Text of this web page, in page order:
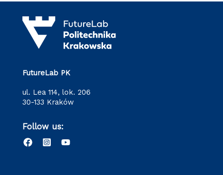
FutureLab PK
ul. Lea 114, lok. 206
30-133 Kraków
Follow us: